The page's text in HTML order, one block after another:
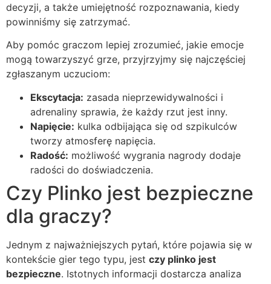
decyzji, a także umiejętność rozpoznawania, kiedy
powinniśmy się zatrzymać.
Aby pomóc graczom lepiej zrozumieć, jakie emocje
mogą towarzyszyć grze, przyjrzyjmy się najczęściej
zgłaszanym uczuciom:
Ekscytacja: zasada nieprzewidywalności i
adrenaliny sprawia, że każdy rzut jest inny.
Napięcie: kulka odbijająca się od szpikulców
tworzy atmosferę napięcia.
Radość: możliwość wygrania nagrody dodaje
radości do doświadczenia.
Czy Plinko jest bezpieczne
dla graczy?
Jednym z najważniejszych pytań, które pojawia się w
kontekście gier tego typu, jest czy plinko jest
bezpieczne. Istotnych informacji dostarcza analiza